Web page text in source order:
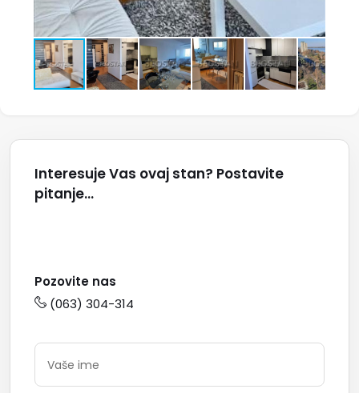
Interesuje Vas ovaj stan? Postavite
pitanje...
Pozovite nas
(063) 304-314